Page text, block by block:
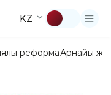
KZ
реформаАрнайы